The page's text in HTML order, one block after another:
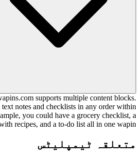
supports multiple content blocks.
notes and checklists in any order within
you could have a grocery checklist, a
recipes, and a to-do list all in one wapin.
متعلقہ ٹیمپلیٹس